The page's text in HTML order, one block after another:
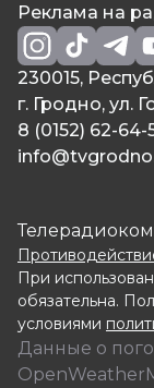
Реклама на
230015,
г. Гродно, ул.
8 (0152) 62-64-
При
обязательна.
условиями
Данные о